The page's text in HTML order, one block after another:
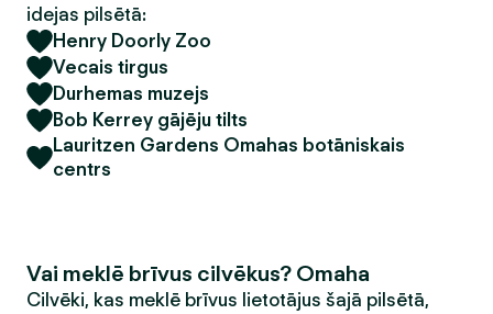
idejas pilsētā:
Henry Doorly Zoo
Vecais tirgus
Durhemas muzejs
Bob Kerrey gājēju tilts
Lauritzen Gardens Omahas botāniskais
centrs
Vai meklē brīvus cilvēkus? Omaha
Cilvēki, kas meklē brīvus lietotājus šajā pilsētā,